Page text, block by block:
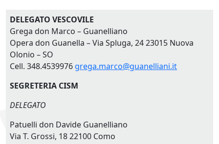
DELEGATO VESCOVILE
Grega don Marco – Guanelliano
Opera don Guanella – Via Spluga, 24 23015 Nuova
Olonio – SO
Cell. 348.4539976 grega.marco@guanelliani.it
SEGRETERIA CISM
DELEGATO
Patuelli don Davide Guanelliano
Via T. Grossi, 18 22100 Como